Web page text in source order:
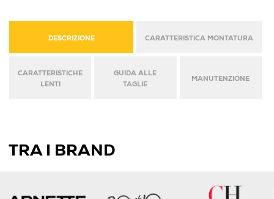
DESCRIZIONE CARATTERISTICA MONTATURA
CARATTERISTICHE
LENTI
GUIDA ALLE
TAGLIE
MANUTENZIONE
TRA I BRAND